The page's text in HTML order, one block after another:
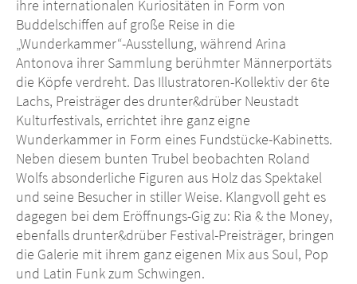
ihre internationalen Kuriositäten in Form von
Buddelschiffen auf große Reise in die
„Wunderkammer“-Ausstellung, während Arina
Antonova ihrer Sammlung berühmter Männerportäts
die Köpfe verdreht. Das Illustratoren-Kollektiv der 6te
Lachs, Preisträger des drunter&drüber Neustadt
Kulturfestivals, errichtet ihre ganz eigne
Wunderkammer in Form eines Fundstücke-Kabinetts.
Neben diesem bunten Trubel beobachten Roland
Wolfs absonderliche Figuren aus Holz das Spektakel
und seine Besucher in stiller Weise. Klangvoll geht es
dagegen bei dem Eröffnungs-Gig zu: Ria & the Money,
ebenfalls drunter&drüber Festival-Preisträger, bringen
die Galerie mit ihrem ganz eigenen Mix aus Soul, Pop
und Latin Funk zum Schwingen.